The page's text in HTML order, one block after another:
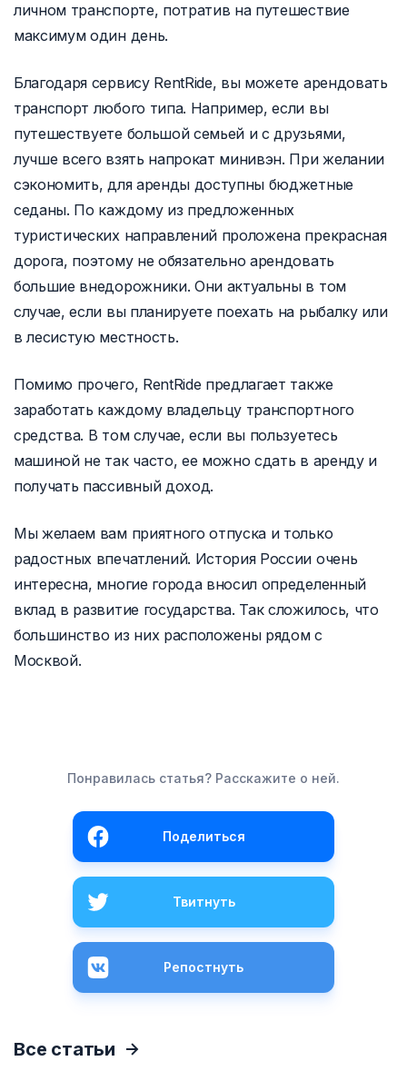
личном транспорте, потратив на путешествие
максимум один день.
Благодаря сервису RentRide, вы можете арендовать
транспорт любого типа. Например, если вы
путешествуете большой семьей и с друзьями,
лучше всего взять напрокат минивэн. При желании
сэкономить, для аренды доступны бюджетные
седаны. По каждому из предложенных
туристических направлений проложена прекрасная
дорога, поэтому не обязательно арендовать
большие внедорожники. Они актуальны в том
случае, если вы планируете поехать на рыбалку или
в лесистую местность.
Помимо прочего, RentRide предлагает также
заработать каждому владельцу транспортного
средства. В том случае, если вы пользуетесь
машиной не так часто, ее можно сдать в аренду и
получать пассивный доход.
Мы желаем вам приятного отпуска и только
радостных впечатлений. История России очень
интересна, многие города вносил определенный
вклад в развитие государства. Так сложилось, что
большинство из них расположены рядом с
Москвой.
Понравилась статья? Расскажите о ней.
Поделиться
Твитнуть
Репостнуть
Все статьи